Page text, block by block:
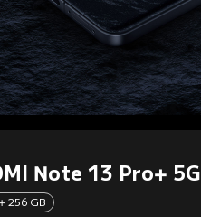
Note 13 Pro+ 5G
256 GB